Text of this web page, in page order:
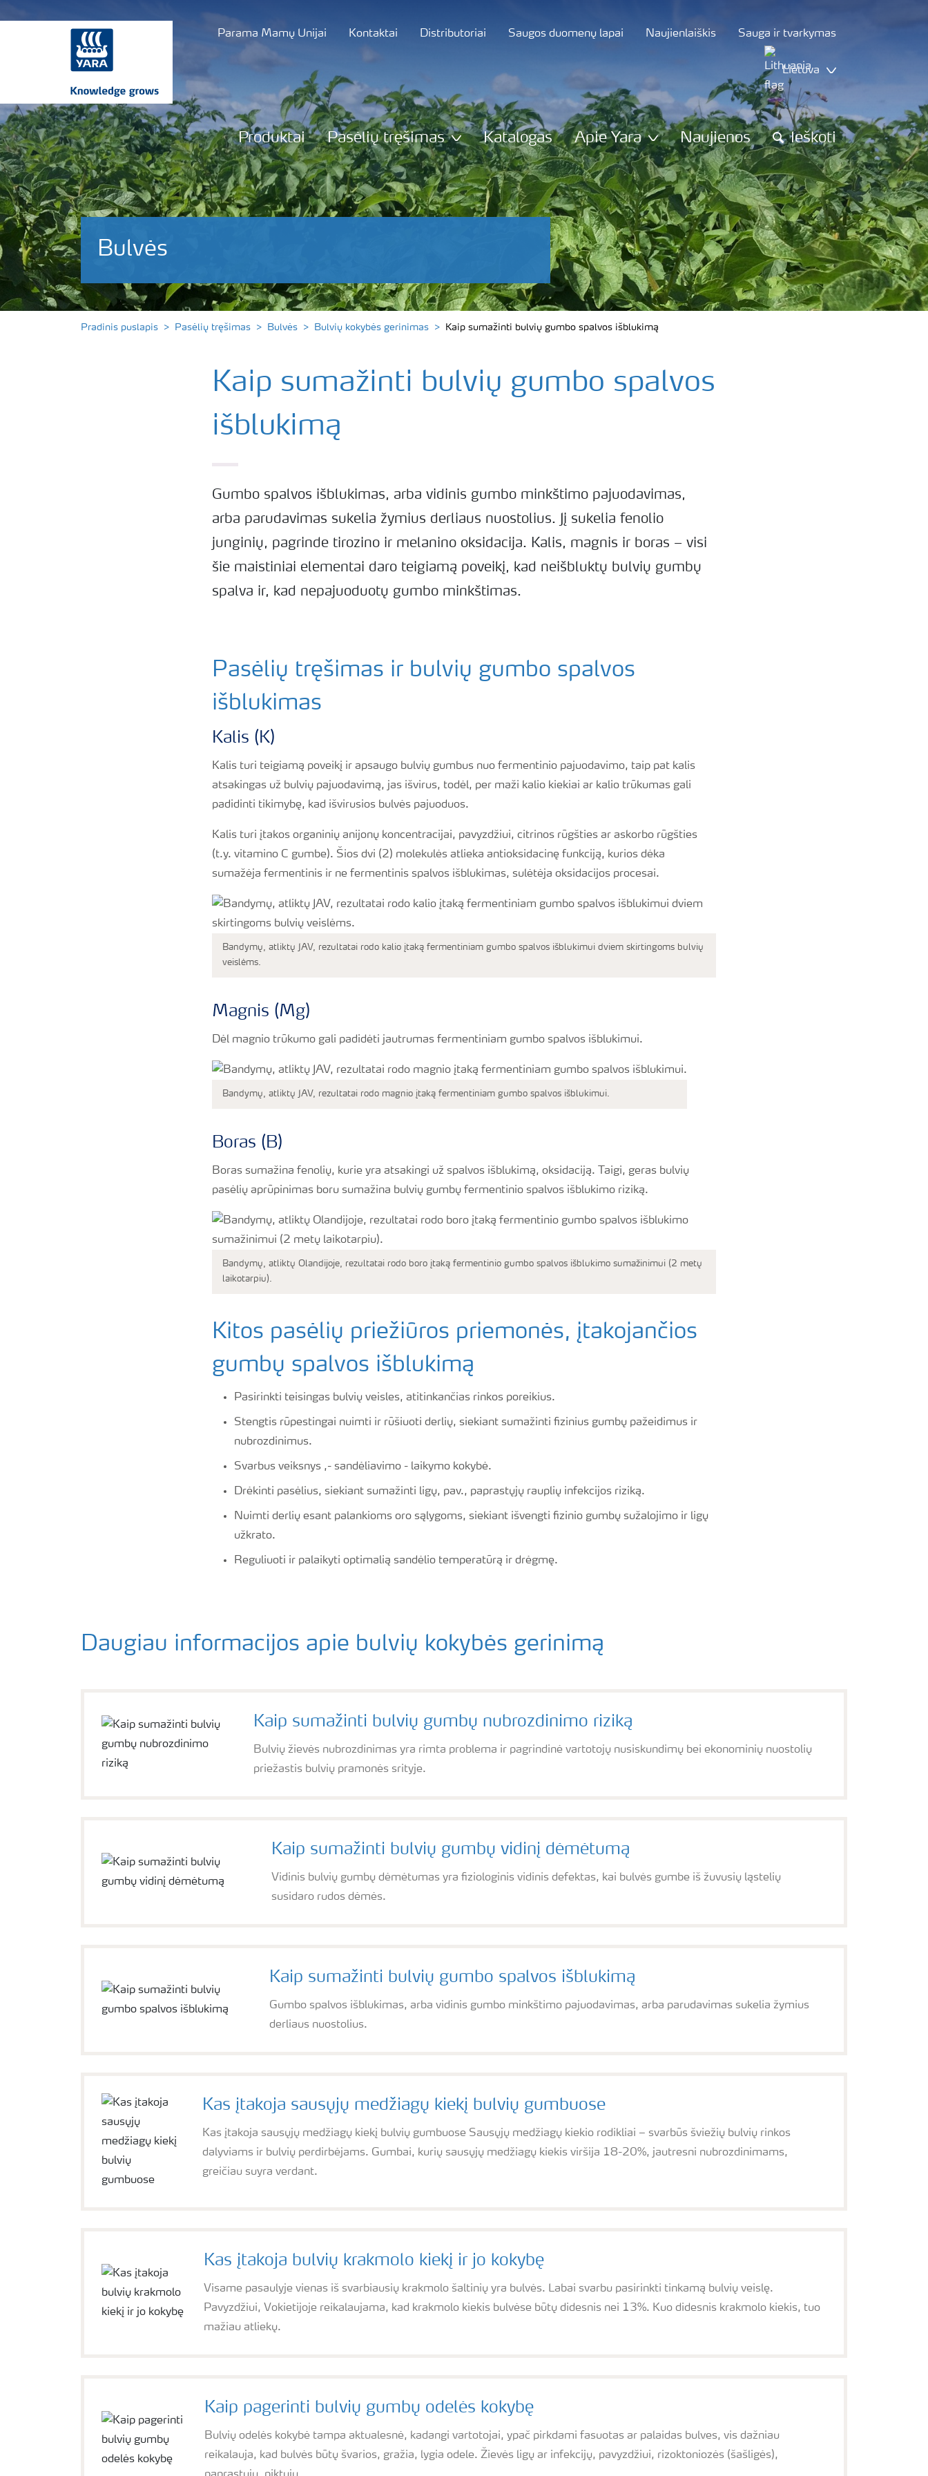
Parama Mamų Unijai Kontaktai Distributoriai Saugos duomenų lapai Naujienlaiškis Sauga ir tvarkymas
Lietuva
Produktai Pasėlių tręšimas Katalogas Apie Yara Naujienos Ieškoti
Bulvės
Pradinis puslapis Pasėlių tręšimas Bulvės Bulvių kokybės gerinimas Kaip sumažinti bulvių gumbo spalvos išblukimą
Kaip sumažinti bulvių gumbo spalvos
išblukimą
Gumbo spalvos išblukimas, arba vidinis gumbo minkštimo pajuodavimas,
arba parudavimas sukelia žymius derliaus nuostolius. Jį sukelia fenolio
junginių, pagrinde tirozino ir melanino oksidacija. Kalis, magnis ir boras – visi
šie maistiniai elementai daro teigiamą poveikį, kad neišbluktų bulvių gumbų
spalva ir, kad nepajuoduotų gumbo minkštimas.
Pasėlių tręšimas ir bulvių gumbo spalvos
išblukimas
Kalis (K)
Kalis turi teigiamą poveikį ir apsaugo bulvių gumbus nuo fermentinio pajuodavimo, taip pat kalis
atsakingas už bulvių pajuodavimą, jas išvirus, todėl, per maži kalio kiekiai ar kalio trūkumas gali
padidinti tikimybę, kad išvirusios bulvės pajuoduos.
Kalis turi įtakos organinių anijonų koncentracijai, pavyzdžiui, citrinos rūgšties ar askorbo rūgšties
(t.y. vitamino C gumbe). Šios dvi (2) molekulės atlieka antioksidacinę funkciją, kurios dėka
sumažėja fermentinis ir ne fermentinis spalvos išblukimas, sulėtėja oksidacijos procesai.
Bandymų, atliktų JAV, rezultatai rodo kalio įtaką fermentiniam gumbo spalvos išblukimui dviem skirtingoms bulvių
veislėms.
Magnis (Mg)
Dėl magnio trūkumo gali padidėti jautrumas fermentiniam gumbo spalvos išblukimui.
Bandymų, atliktų JAV, rezultatai rodo magnio įtaką fermentiniam gumbo spalvos išblukimui.
Boras (B)
Boras sumažina fenolių, kurie yra atsakingi už spalvos išblukimą, oksidaciją. Taigi, geras bulvių
pasėlių aprūpinimas boru sumažina bulvių gumbų fermentinio spalvos išblukimo riziką.
Bandymų, atliktų Olandijoje, rezultatai rodo boro įtaką fermentinio gumbo spalvos išblukimo sumažinimui (2 metų
laikotarpiu).
Kitos pasėlių priežiūros priemonės, įtakojančios
gumbų spalvos išblukimą
Pasirinkti teisingas bulvių veisles, atitinkančias rinkos poreikius.
Stengtis rūpestingai nuimti ir rūšiuoti derlių, siekiant sumažinti fizinius gumbų pažeidimus ir
nubrozdinimus.
Svarbus veiksnys ,- sandėliavimo - laikymo kokybė.
Drėkinti pasėlius, siekiant sumažinti ligų, pav., paprastųjų rauplių infekcijos riziką.
Nuimti derlių esant palankioms oro sąlygoms, siekiant išvengti fizinio gumbų sužalojimo ir ligų
užkrato.
Reguliuoti ir palaikyti optimalią sandėlio temperatūrą ir drėgmę.
Daugiau informacijos apie bulvių kokybės gerinimą
Kaip sumažinti bulvių gumbų nubrozdinimo riziką
Bulvių žievės nubrozdinimas yra rimta problema ir pagrindinė vartotojų nusiskundimų bei ekonominių nuostolių
priežastis bulvių pramonės srityje.
Kaip sumažinti bulvių gumbų vidinį dėmėtumą
Vidinis bulvių gumbų dėmėtumas yra fiziologinis vidinis defektas, kai bulvės gumbe iš žuvusių ląstelių
susidaro rudos dėmės.
Kaip sumažinti bulvių gumbo spalvos išblukimą
Gumbo spalvos išblukimas, arba vidinis gumbo minkštimo pajuodavimas, arba parudavimas sukelia žymius
derliaus nuostolius.
Kas įtakoja sausųjų medžiagų kiekį bulvių gumbuose
Kas įtakoja sausųjų medžiagų kiekį bulvių gumbuose Sausųjų medžiagų kiekio rodikliai – svarbūs šviežių bulvių rinkos
dalyviams ir bulvių perdirbėjams. Gumbai, kurių sausųjų medžiagų kiekis viršija 18-20%, jautresni nubrozdinimams,
greičiau suyra verdant.
Kas įtakoja bulvių krakmolo kiekį ir jo kokybę
Visame pasaulyje vienas iš svarbiausių krakmolo šaltinių yra bulvės. Labai svarbu pasirinkti tinkamą bulvių veislę.
Pavyzdžiui, Vokietijoje reikalaujama, kad krakmolo kiekis bulvėse būtų didesnis nei 13%. Kuo didesnis krakmolo kiekis, tuo
mažiau atliekų.
Kaip pagerinti bulvių gumbų odelės kokybę
Bulvių odelės kokybė tampa aktualesnė, kadangi vartotojai, ypač pirkdami fasuotas ar palaidas bulves, vis dažniau
reikalauja, kad bulvės būtų švarios, gražia, lygia odele. Žievės ligų ar infekcijų, pavyzdžiui, rizoktoniozės (šašligės),